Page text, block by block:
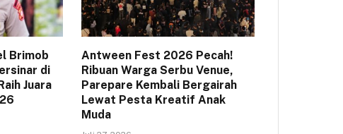
Brimob
di
Juara
Antween Fest 2026 Pecah!
Ribuan Warga Serbu Venue,
Parepare Kembali Bergairah
Lewat Pesta Kreatif Anak
Muda